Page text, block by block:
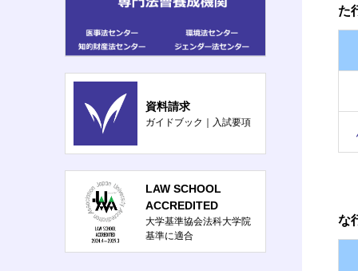
た
な
資料請求
ガイドブック｜入試要項
LAW SCHOOL
ACCREDITED
大学基準協会法科大学院
基準に適合